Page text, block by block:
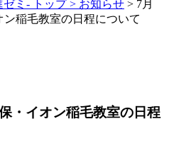
ミ- トップ > お知らせ > 7月
稲毛教室の日程について
・イオン稲毛教室の日程